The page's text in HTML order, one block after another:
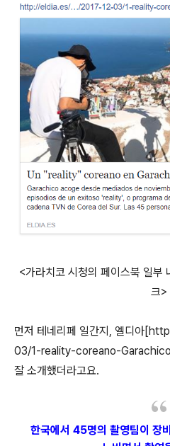
<가라치코 시청의 페이스북 일부
크>
먼저 테네리페 일간지, 엘디아
03/1-reality-coreano-
잘 소개했더라고요.
한국에서 45명의 촬영팀이 장